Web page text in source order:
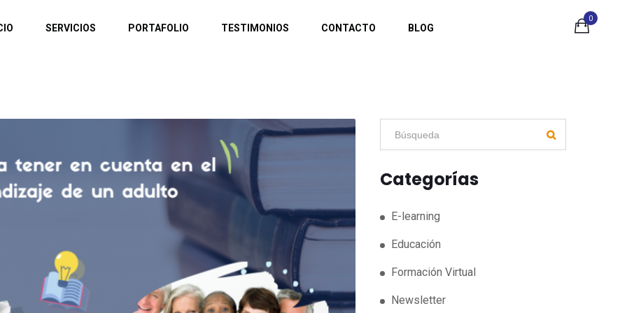
0
SERVICIOS PORTAFOLIO TESTIMONIOS CONTACTO BLOG
Categorías
E-learning
Educación
Formación Virtual
Newsletter